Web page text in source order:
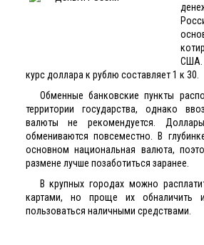
США.
курс доллара к рублю составляет 1 к 30.
Обменные банковские пункты
территории государства, однако
валюты не рекомендуется.
обмениваются повсеместно. В
основном национальная валюта,
размене лучше позаботиться заранее.
В крупных городах можно
картами, но проще их обналичить
пользоваться наличными средствами.